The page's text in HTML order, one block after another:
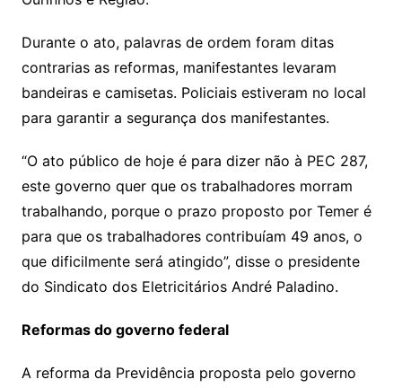
Durante o ato, palavras de ordem foram ditas
contrarias as reformas, manifestantes levaram
bandeiras e camisetas. Policiais estiveram no local
para garantir a segurança dos manifestantes.
“O ato público de hoje é para dizer não à PEC 287,
este governo quer que os trabalhadores morram
trabalhando, porque o prazo proposto por Temer é
para que os trabalhadores contribuíam 49 anos, o
que dificilmente será atingido”, disse o presidente
do Sindicato dos Eletricitários André Paladino.
Reformas do governo federal
A reforma da Previdência proposta pelo governo